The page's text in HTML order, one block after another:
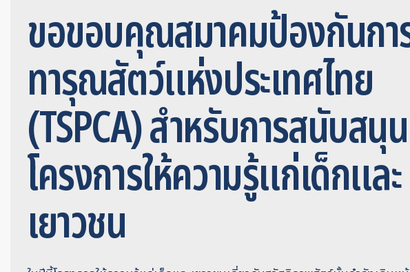
ขอขอบคุณสมาคมป้องกันกา
ทารุณสัตว์แห่งประเทศไทย
(TSPCA) สำหรับการสนับสนุน
โครงการให้ความรู้แก่เด็กและ
เยาวชน